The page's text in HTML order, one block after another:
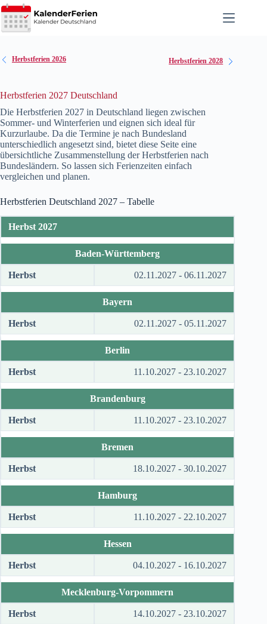
Zum
Inhalt
springen
Herbstferien 2026 Herbstferien 2028
Herbstferien 2027 Deutschland
Die Herbstferien 2027 in Deutschland liegen zwischen
Sommer- und Winterferien und eignen sich ideal für
Kurzurlaube. Da die Termine je nach Bundesland
unterschiedlich angesetzt sind, bietet diese Seite eine
übersichtliche Zusammenstellung der Herbstferien nach
Bundesländern. So lassen sich Ferienzeiten einfach
vergleichen und planen.
Herbstferien Deutschland 2027 – Tabelle
Herbst 2027
Baden-Württemberg
Herbst 02.11.2027 - 06.11.2027
Bayern
Herbst 02.11.2027 - 05.11.2027
Berlin
Herbst 11.10.2027 - 23.10.2027
Brandenburg
Herbst 11.10.2027 - 23.10.2027
Bremen
Herbst 18.10.2027 - 30.10.2027
Hamburg
Herbst 11.10.2027 - 22.10.2027
Hessen
Herbst 04.10.2027 - 16.10.2027
Mecklenburg-Vorpommern
Herbst 14.10.2027 - 23.10.2027